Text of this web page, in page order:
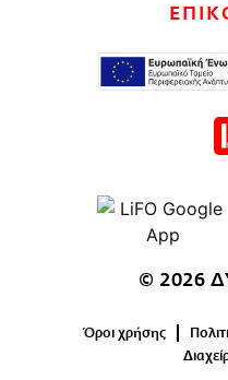
© 2026
Όροι χρήσης